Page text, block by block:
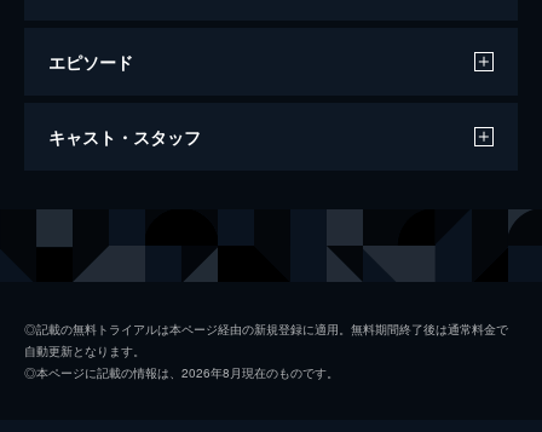
エピソード
０（ゼロ）からの風
キャスト・スタッフ
茂木 零 杉浦太陽
◎記載の無料トライアルは本ページ経由の新規登録に適用。無料期間終了後は通常料金で
自動更新となります。
◎本ページに記載の情報は、2026年8月現在のものです。